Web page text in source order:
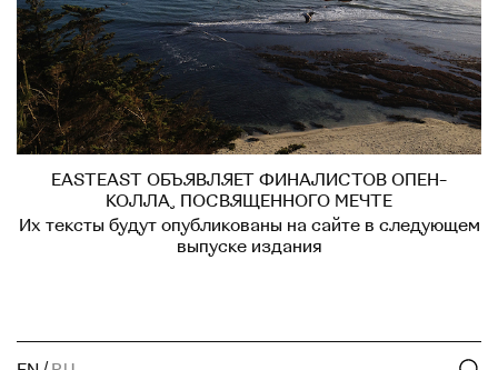
EASTEAST ОБЪЯВЛЯЕТ ФИНАЛИСТОВ ОПЕН-
КОЛЛА, ПОСВЯЩЕННОГО МЕЧТЕ
Их тексты будут опубликованы на сайте в следующем
выпуске издания